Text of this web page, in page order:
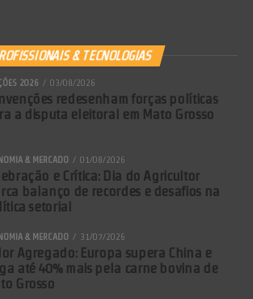
& TECNOLOGIAS
2026 03/08/2026
redesenham forças políticas
a disputa eleitoral em Mato Grosso
& MERCADO 01/08/2026
e Crítica: Dia do Agricultor
balanço de recordes e desafios na
setorial
& MERCADO 31/07/2026
Agregado: Europa supera China e
até 40% mais pela carne bovina de
Grosso